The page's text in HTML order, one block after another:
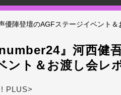
陣登壇のAGFステージイベント＆
』河西健
ント＆お渡し会レ
PLUS>